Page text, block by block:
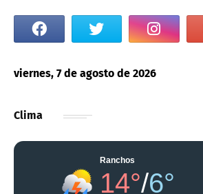
viernes, 7 de agosto de 2026
Clima